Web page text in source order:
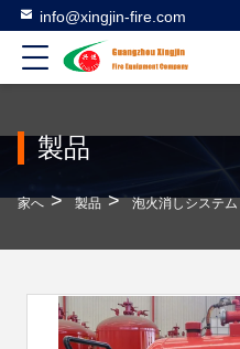
info@xingjin-fire.com
製品
家へ > 製品 > 泡火消しシステム